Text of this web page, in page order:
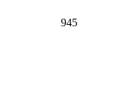
945